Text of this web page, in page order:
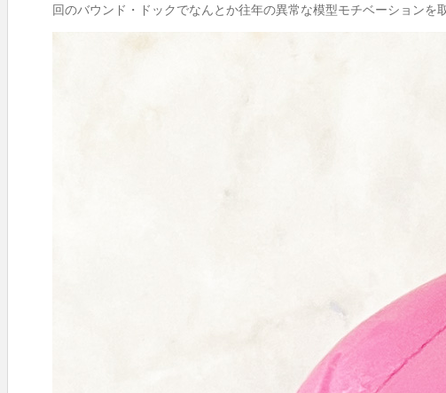
回のバウンド・ドックでなんとか往年の異常な模型モチベーションを